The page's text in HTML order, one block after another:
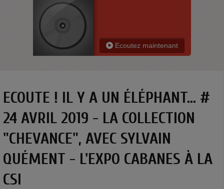
Ecoutez maintenant
ECOUTE ! IL Y A UN ÉLÉPHANT... #
24 AVRIL 2019 - LA COLLECTION
"CHEVANCE", AVEC SYLVAIN
QUÉMENT - L'EXPO CABANES À LA
CSI